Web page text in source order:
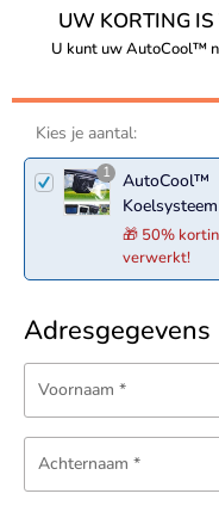
UW KORTING IS
U kunt uw AutoCool™
Kies je aantal:
1
AutoCool™
Koelsysteem
🎁 50%
verwerkt!
Adresgegevens
Voornaam *
Achternaam *